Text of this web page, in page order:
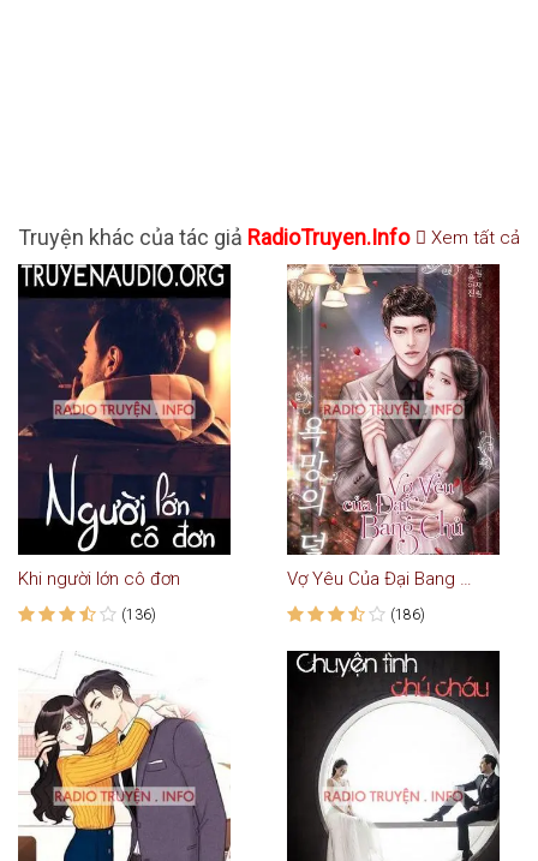
Truyện khác của tác giả RadioTruyen.Info Xem tất cả
Khi người lớn cô đơn
(136)
Vợ Yêu Của Đại Bang Chủ - Truyện Teen
(186)